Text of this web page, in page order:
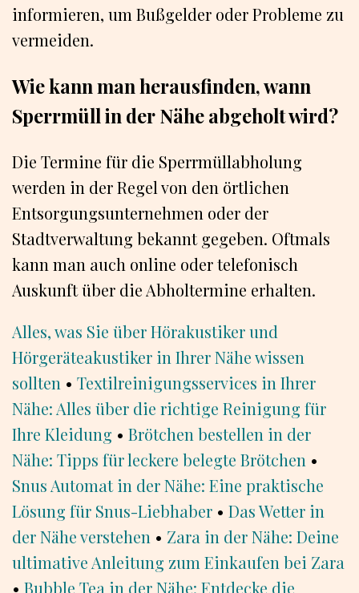
informieren, um Bußgelder oder Probleme zu
vermeiden.
Wie kann man herausfinden, wann
Sperrmüll in der Nähe abgeholt wird?
Die Termine für die Sperrmüllabholung
werden in der Regel von den örtlichen
Entsorgungsunternehmen oder der
Stadtverwaltung bekannt gegeben. Oftmals
kann man auch online oder telefonisch
Auskunft über die Abholtermine erhalten.
Alles, was Sie über Hörakustiker und
Hörgeräteakustiker in Ihrer Nähe wissen
sollten • Textilreinigungsservices in Ihrer
Nähe: Alles über die richtige Reinigung für
Ihre Kleidung • Brötchen bestellen in der
Nähe: Tipps für leckere belegte Brötchen •
Snus Automat in der Nähe: Eine praktische
Lösung für Snus-Liebhaber • Das Wetter in
der Nähe verstehen • Zara in der Nähe: Deine
ultimative Anleitung zum Einkaufen bei Zara
• Bubble Tea in der Nähe: Entdecke die